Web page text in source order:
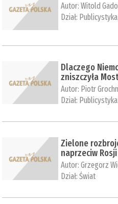
Autor:Witold
Dział: Publicystyka
Dlaczego
zniszczyła
Autor: Piotr
Dział: Publicystyka
Zielone
naprzeciw Rosji
Autor:Grzegorz
Dział:Świat